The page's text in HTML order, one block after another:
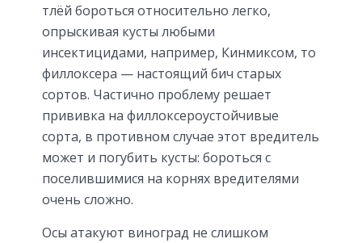
тлёй бороться относительно легко,
опрыскивая кусты любыми
инсектицидами, например, Кинмиксом, то
филлоксера — настоящий бич старых
сортов. Частично проблему решает
прививка на филлоксероустойчивые
сорта, в противном случае этот вредитель
может и погубить кусты: бороться с
поселившимися на корнях вредителями
очень сложно.
Осы атакуют виноград не слишком